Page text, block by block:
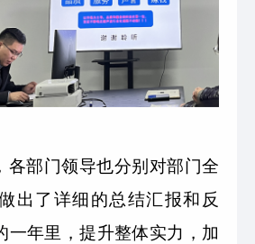
各部门领导也分别对部门全
出了详细的总结汇报和反
一年里，提升整体实力，加